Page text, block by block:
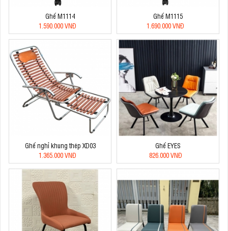
Ghế M1114
1.590.000 VNĐ
Ghế M1115
1.690.000 VNĐ
Ghế nghỉ khung thép XD03
1.365.000 VNĐ
Ghế EYES
826.000 VNĐ